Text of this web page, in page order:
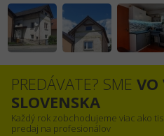
PREDÁVATE? SME VO
SLOVENSKA
Každý rok zobchodujeme viac ako
predaj na profesionálov